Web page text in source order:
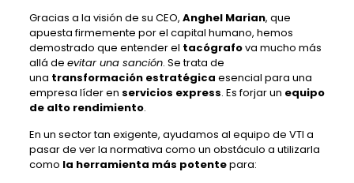
Gracias a la visión de su CEO, Anghel Marian, que
apuesta firmemente por el capital humano, hemos
demostrado que entender el tacógrafova mucho más
allá de evitar una sanción. Se trata de
una transformación estratégica esencial para una
empresa líder en servicios express. Es forjar un equipo
de alto rendimiento.
En un sector tan exigente, ayudamos al equipo de VTI a
pasar de ver la normativa como un obstáculo a utilizarla
como la herramienta más potentepara: